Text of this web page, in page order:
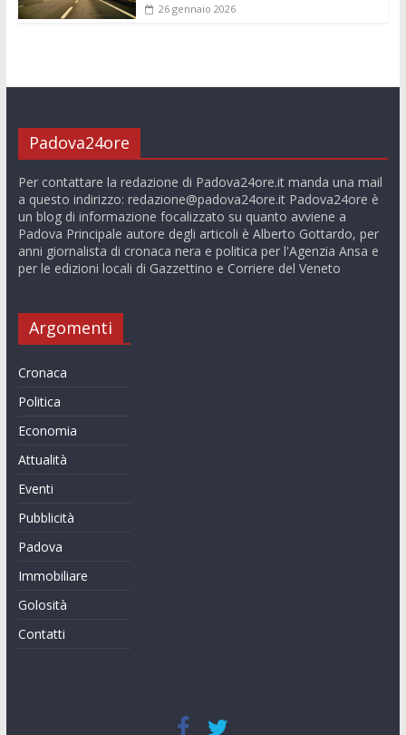
26 gennaio 2026
Padova24ore
Per contattare la redazione di Padova24ore.it manda una mail
a questo indirizzo: redazione@padova24ore.itPadova24ore è
un blog di informazione focalizzato su quanto avviene a
Padova Principale autore degli articoli è Alberto Gottardo, per
anni giornalista di cronaca nera e politica per l'Agenzia Ansa e
per le edizioni locali di Gazzettino e Corriere del Veneto
Argomenti
Cronaca
Politica
Economia
Attualità
Eventi
Pubblicità
Padova
Immobiliare
Golosità
Contatti